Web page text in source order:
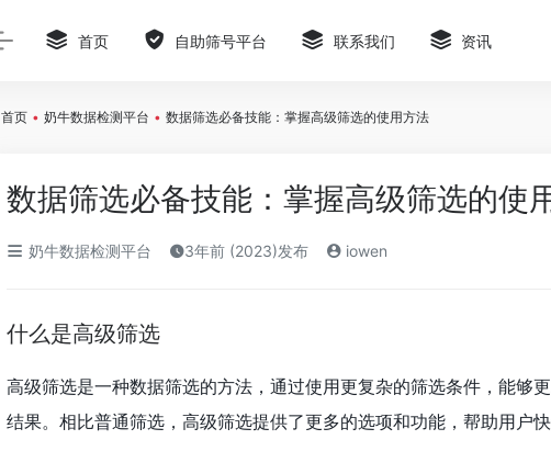
首页 自助筛号平台 联系我们 资讯
首页 • 奶牛数据检测平台 • 数据筛选必备技能：掌握高级筛选的使用方法
数据筛选必备技能：掌握高级筛选的使
奶牛数据检测平台 3年前 (2023)发布 iowen
什么是高级筛选
高级筛选是一种数据筛选的方法，通过使用更复杂的筛选条件，能够
结果。相比普通筛选，高级筛选提供了更多的选项和功能，帮助用户